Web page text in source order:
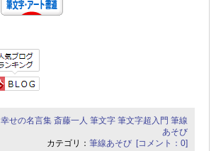
幸せの名言集 斎藤一人 筆文字 筆文字超入門 筆線
あそび
カテゴリ：筆線あそび [コメント：0]